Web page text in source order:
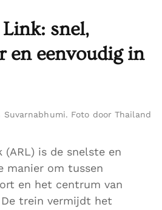
snel,
en eenvoudig in
Foto door Thailand
(ARL) is de snelste en
manier om tussen
en het centrum van
trein vermijdt het